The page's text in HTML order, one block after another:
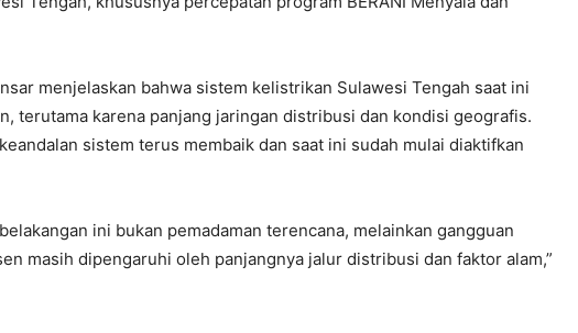
menjelaskan bahwa sistem kelistrikan Sulawesi Tengah saat ini
terutama karena panjang jaringan distribusi dan kondisi geografis.
sistem terus membaik dan saat ini sudah mulai diaktifkan
ini bukan pemadaman terencana, melainkan gangguan
masih dipengaruhi oleh panjangnya jalur distribusi dan faktor alam,”